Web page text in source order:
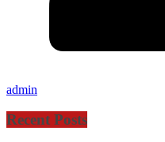
admin
Recent Posts